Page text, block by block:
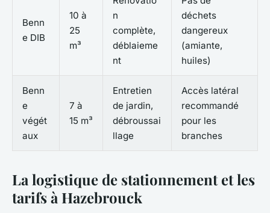
Benn
e DIB
10 à
25
m³
n
complète,
déblaieme
nt
déchets
dangereux
(amiante,
huiles)
Benn
e
végét
aux
7 à
15 m³
Entretien
de jardin,
débroussai
llage
Accès latéral
recommandé
pour les
branches
La logistique de stationnement et les
tarifs à Hazebrouck